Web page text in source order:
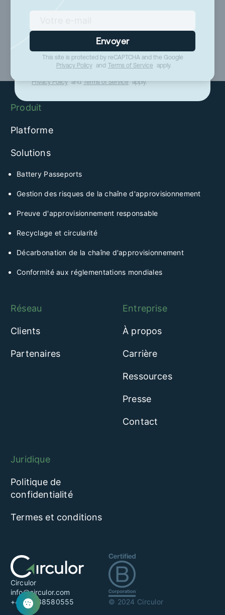
Envoyer
This site is protected by reCAPTCHA and the Google
Privacy Policy and Terms of Service apply.
Circulor
info@circulor.com
+44 20 38580555
© 2024 Circulor
Produit
Platforme
Solutions
Battery Passeports
Gestion des risques de la chaîne d'approvisionnement
Preuve d'approvisionnement responsable
Recyclage et circularité
Décarbonation de la chaîne d'approvisionnement
Conformité aux réglementations mondiales
Réseau
Clients
Partenaires
Entreprise
À propos
Carrière
Ressources
Presse
Contact
Juridique
Politique de
confidentialité
Termes et conditions
de réception.
Envoyer
Privacy Policy and Terms of Service apply.